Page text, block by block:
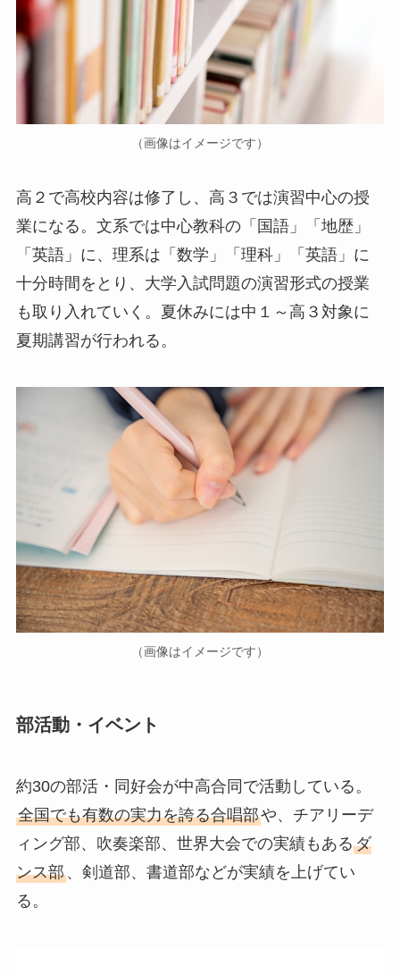
（画像はイメージです）
高２で高校内容は修了し、高３では演習中心の授
業になる。文系では中心教科の「国語」「地歴」
「英語」に、理系は「数学」「理科」「英語」に
十分時間をとり、大学入試問題の演習形式の授業
も取り入れていく。夏休みには中１～高３対象に
夏期講習が行われる。
（画像はイメージです）
部活動・イベント
約30の部活・同好会が中高合同で活動している。
全国でも有数の実力を誇る合唱部や、チアリーデ
ィング部、吹奏楽部、世界大会での実績もあるダ
ンス部、剣道部、書道部などが実績を上げてい
る。